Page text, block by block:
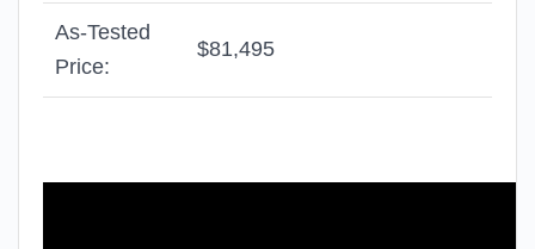
As-Tested
Price:
$81,495